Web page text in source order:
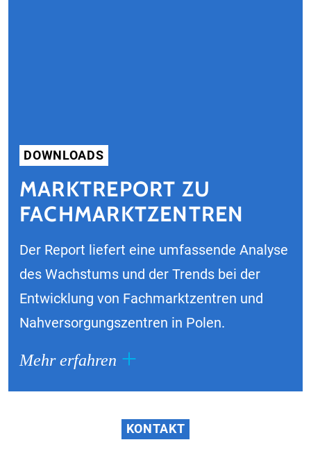
DOWNLOADS
MARKTREPORT ZU
FACHMARKTZENTREN
Der Report liefert eine umfassende Analyse
des Wachstums und der Trends bei der
Entwicklung von Fachmarktzentren und
Nahversorgungszentren in Polen.
Mehr erfahren
KONTAKT